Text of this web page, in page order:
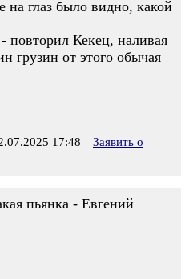
на глаз было видно, какой
повторил Кекец, наливая
грузин от этого обычая
17:48
Заявить о
пьянка - Евгений